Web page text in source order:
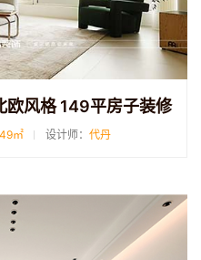
欧风格 149平房子装修
㎡ 设计师： 代丹